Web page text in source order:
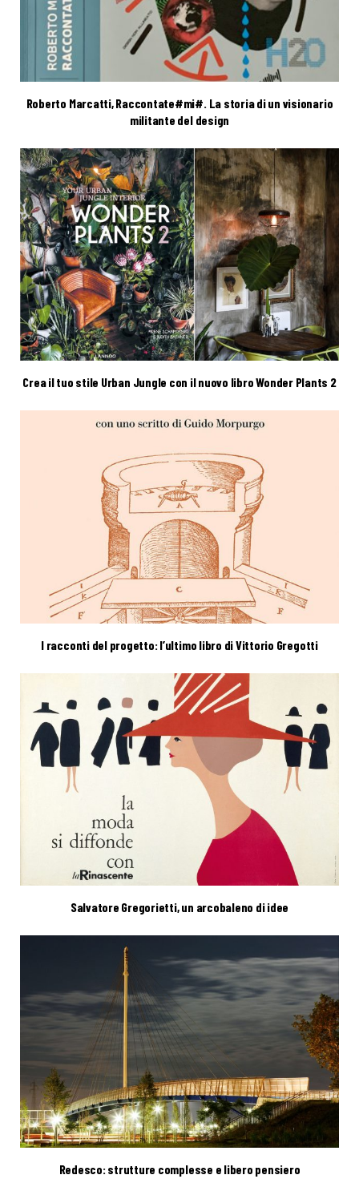
Roberto Marcatti, Raccontate#mi#. La storia di un visionario
militante del design
Crea il tuo stile Urban Jungle con il nuovo libro Wonder Plants 2
I racconti del progetto: l’ultimo libro di Vittorio Gregotti
Salvatore Gregorietti, un arcobaleno di idee
Redesco: strutture complesse e libero pensiero